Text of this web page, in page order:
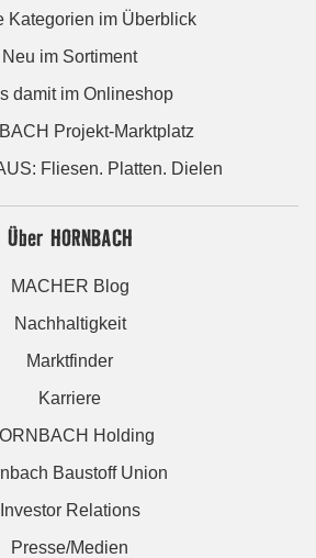
Kategorien im Überblick
Neu im Sortiment
damit im Onlineshop
Projekt-Marktplatz
Fliesen. Platten. Dielen
Über HORNBACH
MACHER Blog
Nachhaltigkeit
Marktfinder
Karriere
Holding
Baustoff Union
Investor Relations
Presse/Medien